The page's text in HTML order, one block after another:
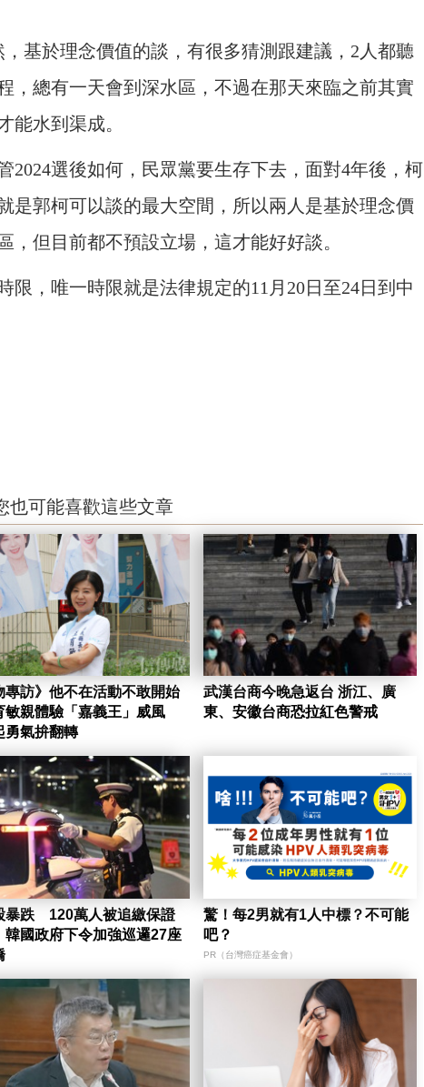
基於理念價值的談，有很多猜測跟建議，2人都聽
，總有一天會到深水區，不過在那天來臨之前其實
能水到渠成。
2024選後如何，民眾黨要生存下去，面對4年後，柯
是郭柯可以談的最大空間，所以兩人是基於理念價
，但目前都不預設立場，這才能好好談。
限，唯一時限就是法律規定的11月20日至24日到中
也可能喜歡這些文章
專訪》他不在活動不敢開始
敏親體驗「嘉義王」威風
勇氣拚翻轉
武漢台商今晚急返台 浙江、廣
東、安徽台商恐拉紅色警戒
暴跌 120萬人被追繳保證
國政府下令加強巡邏27座
驚！每2男就有1人中標？不可能
吧？
PR（台灣癌症基金會）